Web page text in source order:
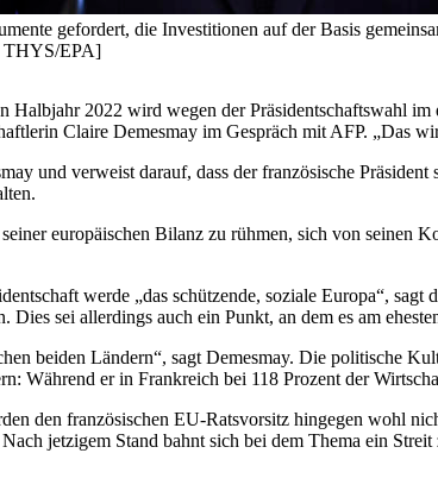
gefordert, die Investitionen auf der Basis
THYS/EPA]
Halbjahr 2022 wird wegen der Präsidentschaftswahl
Claire Demesmay im Gespräch mit AFP. „Das
und verweist darauf, dass der französische
europäischen Bilanz zu rühmen, sich von seinen
werde „das schützende, soziale Europa“,
Dies sei allerdings auch ein Punkt, an dem es am
beiden Ländern“, sagt Demesmay. Die politische
Während er in Frankreich bei 118 Prozent der
den französischen EU-Ratsvorsitz hingegen wohl
jetzigem Stand bahnt sich bei dem Thema ein